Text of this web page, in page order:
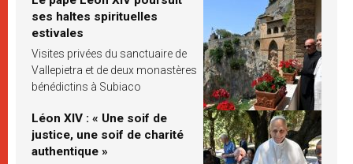
ses haltes spirituelles
estivales
Visites privées du sanctuaire de
Vallepietra et de deux monastères
bénédictins à Subiaco
Léon XIV : « Une soif de
justice, une soif de charité
authentique »